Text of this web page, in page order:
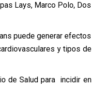
Lays, Marco Polo, Dos
puede generar efectos
y tipos de
de Salud para incidir en